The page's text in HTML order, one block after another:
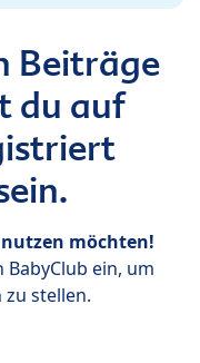
Beiträge
du auf
nutzen möchten!
BabyClub ein, um
stellen.